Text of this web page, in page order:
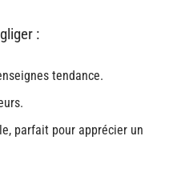
:
tendance.
parfait pour apprécier un